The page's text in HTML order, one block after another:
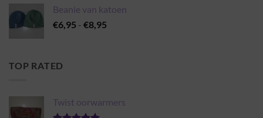
Beanie van katoen
€6,95 - €8,95
TOP RATED
Twist oorwarmers